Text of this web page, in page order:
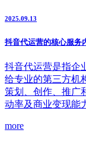
2025.09.13
抖音代运营的核心服务
抖音代运营是指企
给专业的第三方机
策划、创作、推广
动率及商业变现能
more